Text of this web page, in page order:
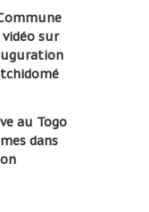
sur
au Togo
dans